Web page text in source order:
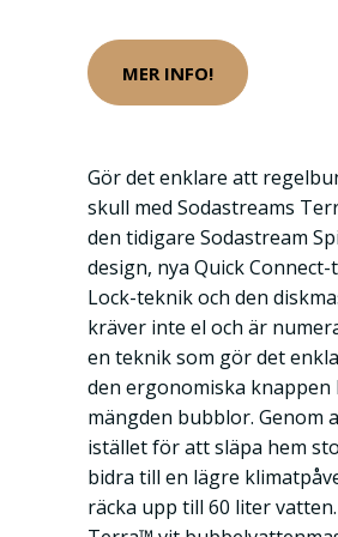
MER INFO!
Gör det enklare att
skull med Sodastreams
den tidigare Sodastream
design, nya Quick
Lock-teknik och den
kräver inte el och är
en teknik som gör det
den ergonomiska knappen
mängden bubblor. Genom
istället för att släpa hem
bidra till en lägre
räcka upp till 60 liter